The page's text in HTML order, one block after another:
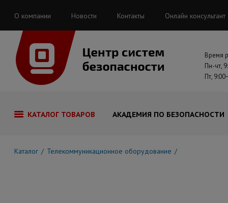
О компании Новости Контакты Онлайн консультант
Время
Пн-чт,
Пт,
КАТАЛОГ ТОВАРОВ АКАДЕМИЯ ПО БЕЗОПАСНОСТИ
Каталог Телекоммуникационное оборудование